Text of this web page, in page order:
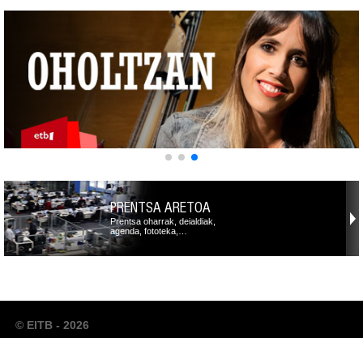
PRENTSA ARETOA
Prentsa oharrak, deialdiak,
agenda, fototeka,…
© EITB - 2026